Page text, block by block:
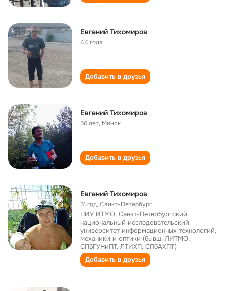
Евгений Тихомиров
44 года
Добавить в друзья
Евгений Тихомиров
56 лет, Минск
Добавить в друзья
Евгений Тихомиров
51 год,Санкт-Петербург
НИУ ИТМО, Санкт-Петербургский
национальный исследовательский
университет информационных технологий,
механики и оптики (бывш. ЛИТМО,
СПбГУНиПТ, ЛТИХП, СПбАХПТ)
Добавить в друзья